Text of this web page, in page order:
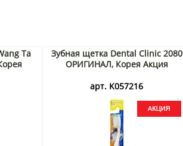
Ta
Зубная щетка Dental Clinic 2080
ОРИГИНАЛ, Корея Акция
арт. K057216